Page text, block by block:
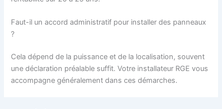
Faut-il un accord administratif pour installer des panneaux
?
Cela dépend de la puissance et de la localisation, souvent
une déclaration préalable suffit. Votre installateur RGE vous
accompagne généralement dans ces démarches.